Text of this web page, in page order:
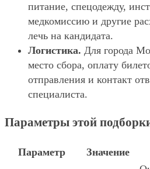
питание, спецодежду,
медкомиссию и другие
лечь на кандидата.
Логистика. Для города
место сбора, оплату
отправления и контакт
специалиста.
Параметры этой
Параметр Значение